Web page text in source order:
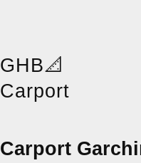
GHB📐
Carport
Carport